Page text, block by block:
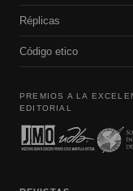
Réplicas
Código etico
PREMIOS A LA
EDITORIAL